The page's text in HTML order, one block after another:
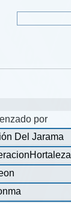
por
Del Jarama